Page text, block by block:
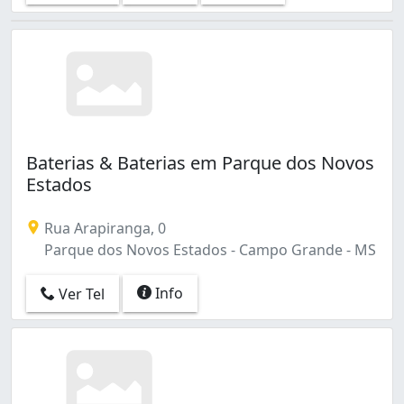
Baterias & Baterias em Parque dos Novos
Estados
Rua Arapiranga, 0
Parque dos Novos Estados - Campo Grande - MS
Ver Tel Info